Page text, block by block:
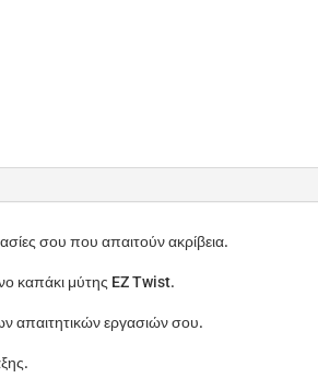
σου που απαιτούν ακρίβεια.
καπάκι μύτης EZ Twist.
απαιτητικών εργασιών σου.